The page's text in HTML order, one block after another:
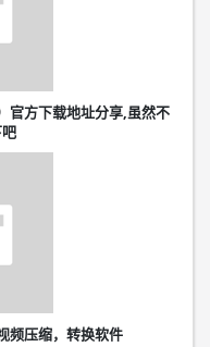
官方下载地址分享,虽然不
压缩，转换软件